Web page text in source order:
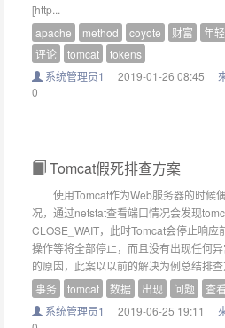
[http...
apache
method coyote 财富 年轻
评论
tomcat
tokens
系统管理员1
2019-01-26 08:45
0
Tomcat假死排查方案
使用Tomcat作为Web服务器的时候
况，通过netstat查看端口情况会发现
CLOSE_WAIT，此时Tomcat会停止响应
操作等将全部停止，而且没有出现任何
的原因，此案以以前的解决为例总结
事务
tomcat 数据 出现 问题 查看
系统管理员1
2019-06-25 19:11